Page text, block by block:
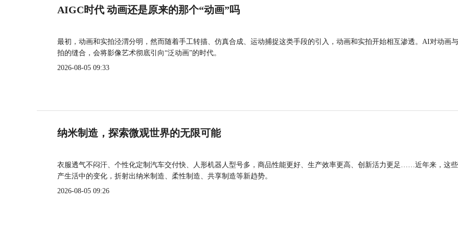
AIGC时代 动画还是原来的那个“动画”吗
最初，动画和实拍泾渭分明，然而随着手工转描、仿真合成、运动捕捉这类手段的引入，动画和实拍开始相互渗透。AI对动画
拍的缝合，会将影像艺术彻底引向“泛动画”的时代。
2026-08-05 09:33
纳米制造，探索微观世界的无限可能
衣服透气不闷汗、个性化定制汽车交付快、人形机器人型号多，商品性能更好、生产效率更高、创新活力更足……近年来，这
产生活中的变化，折射出纳米制造、柔性制造、共享制造等新趋势。
2026-08-05 09:26